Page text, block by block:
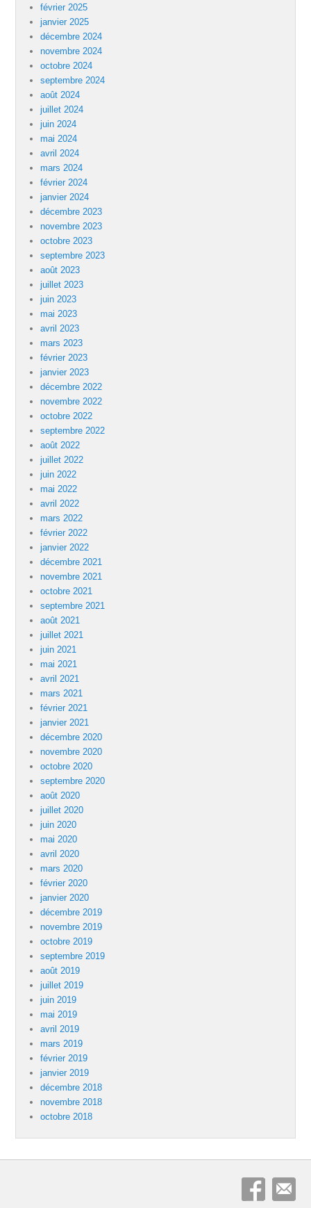
février 2025
janvier 2025
décembre 2024
novembre 2024
octobre 2024
septembre 2024
août 2024
juillet 2024
juin 2024
mai 2024
avril 2024
mars 2024
février 2024
janvier 2024
décembre 2023
novembre 2023
octobre 2023
septembre 2023
août 2023
juillet 2023
juin 2023
mai 2023
avril 2023
mars 2023
février 2023
janvier 2023
décembre 2022
novembre 2022
octobre 2022
septembre 2022
août 2022
juillet 2022
juin 2022
mai 2022
avril 2022
mars 2022
février 2022
janvier 2022
décembre 2021
novembre 2021
octobre 2021
septembre 2021
août 2021
juillet 2021
juin 2021
mai 2021
avril 2021
mars 2021
février 2021
janvier 2021
décembre 2020
novembre 2020
octobre 2020
septembre 2020
août 2020
juillet 2020
juin 2020
mai 2020
avril 2020
mars 2020
février 2020
janvier 2020
décembre 2019
novembre 2019
octobre 2019
septembre 2019
août 2019
juillet 2019
juin 2019
mai 2019
avril 2019
mars 2019
février 2019
janvier 2019
décembre 2018
novembre 2018
octobre 2018